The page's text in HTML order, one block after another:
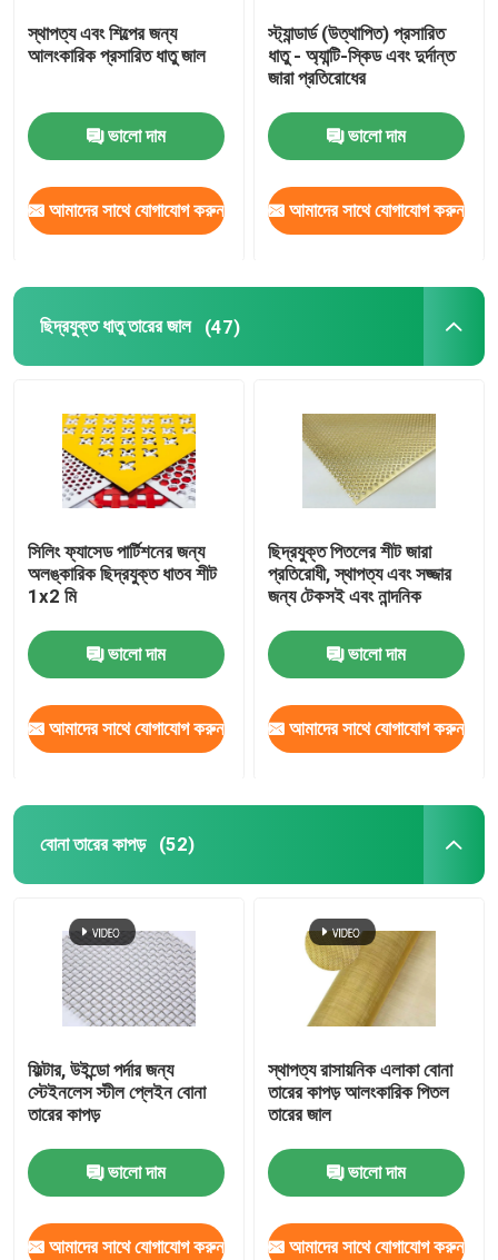
স্থাপত্য এবং শিল্পের জন্য
আলংকারিক প্রসারিত ধাতু জাল
ভালো দাম
আমাদের সাথে যোগাযোগ করুন
স্ট্যান্ডার্ড (উত্থাপিত) প্রসারিত
ধাতু - অ্যান্টি-স্কিড এবং দুর্দান্ত
জারা প্রতিরোধের
ভালো দাম
আমাদের সাথে যোগাযোগ করুন
ছিদ্রযুক্ত ধাতু তারের জাল (47)
সিলিং ফ্যাসেড পার্টিশনের জন্য
অলঙ্কারিক ছিদ্রযুক্ত ধাতব শীট
1x2 মি
ভালো দাম
আমাদের সাথে যোগাযোগ করুন
ছিদ্রযুক্ত পিতলের শীট জারা
প্রতিরোধী, স্থাপত্য এবং সজ্জার
জন্য টেকসই এবং নান্দনিক
ভালো দাম
আমাদের সাথে যোগাযোগ করুন
বোনা তারের কাপড় (52)
ফিল্টার, উইন্ডো পর্দার জন্য
স্টেইনলেস স্টীল প্লেইন বোনা
তারের কাপড়
ভালো দাম
আমাদের সাথে যোগাযোগ করুন
স্থাপত্য রাসায়নিক এলাকা বোনা
তারের কাপড় আলংকারিক পিতল
তারের জাল
ভালো দাম
আমাদের সাথে যোগাযোগ করুন